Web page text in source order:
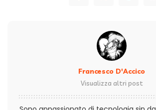
Francesco D'Accico
Visualizza altri post